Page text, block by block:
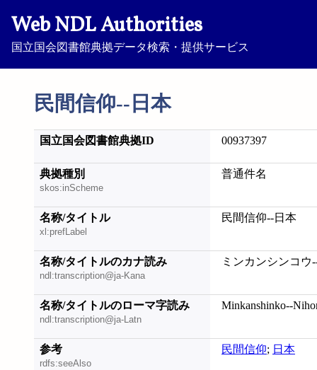
Web NDL Authorities
国立国会図書館典拠データ検索・提供サービス
民間信仰--日本
国立国会図書館典拠ID 00937397
典拠種別
skos:inScheme
普通件名
名称/タイトル
xl:prefLabel
民間信仰--日本
名称/タイトルのカナ読み
ndl:transcription@ja-Kana
ミンカンシンコウ
名称/タイトルのローマ字読み
ndl:transcription@ja-Latn
Minkanshinko--
参考
rdfs:seeAlso
民間信仰; 日本